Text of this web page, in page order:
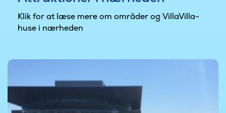
Klik for at læse mere om områder og VillaVilla-
huse i nærheden